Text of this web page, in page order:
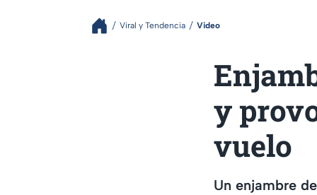
Viral y Tendencia Video
y
vuelo
Un enjambre